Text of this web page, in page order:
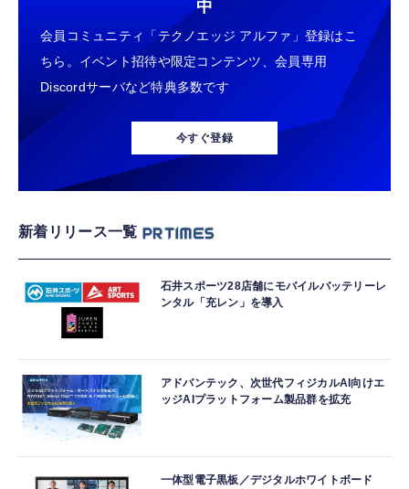
中
会員コミュニティ「テクノエッジ アルファ」登録はこ
ちら。イベント招待や限定コンテンツ、会員専用
Discordサーバなど特典多数です
今すぐ登録
新着リリース一覧
石井スポーツ28店舗にモバイルバッテリーレ
ンタル「充レン」を導入
アドバンテック、次世代フィジカルAI向けエ
ッジAIプラットフォーム製品群を拡充
一体型電子黒板／デジタルホワイトボード